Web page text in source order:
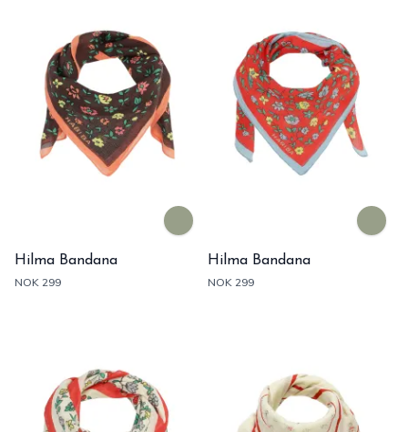
Hilma Bandana
NOK 299
Hilma Bandana
NOK 299